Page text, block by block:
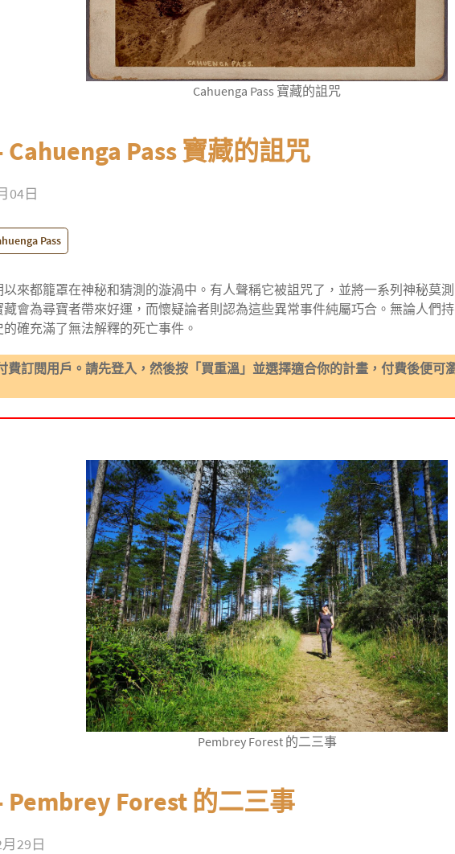
Cahuenga Pass 寶藏的詛咒
Cahuenga Pass 寶藏的詛咒
04日
Pass
來都籠罩在神秘和猜測的漩渦中。有人聲稱它被詛咒了，並將一系列神秘莫
會為尋寶者帶來好運，而懷疑論者則認為這些異常事件純屬巧合。無論人們
確充滿了無法解釋的死亡事件。
費訂閱用戶。請先登入，然後按「買重溫」並選擇適合你的計畫，付費後便可
Pembrey Forest 的二三事
Pembrey Forest 的二三事
29日